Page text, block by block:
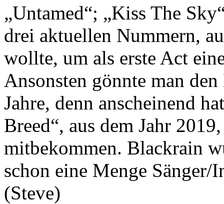
„Untamed“; „Kiss The
drei aktuellen Nummern,
wollte, um als erste Act
Ansonsten gönnte man
Jahre, denn anscheinend
Breed“, aus dem Jahr
mitbekommen. Blackrain
schon eine Menge
(Steve)